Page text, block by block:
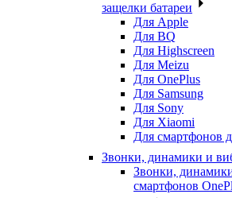
защелки батареи
Для Apple
Для BQ
Для Highscreen
Для Meizu
Для OnePlus
Для Samsung
Для Sony
Для Xiaomi
Для смартфонов
Звонки, динамики и
Звонки,
смартфонов